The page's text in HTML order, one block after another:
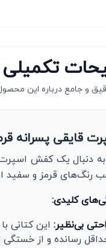
و جامع درباره این
قایقی پسرانه
به دنبال یک کفش اسپرت
رنگ‌های قرمز و
کلیدی:
بی‌نظیر: این کتانی
رسانده و از